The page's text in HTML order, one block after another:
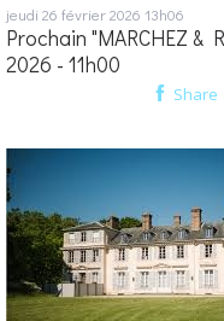
jeudi 26 février 2026 13h06
Prochain "MARCHEZ &
2026 - 11h00
Share